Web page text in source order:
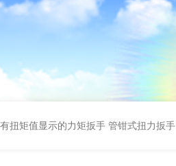
扭矩值显示的力矩扳手 管钳式扭力扳手